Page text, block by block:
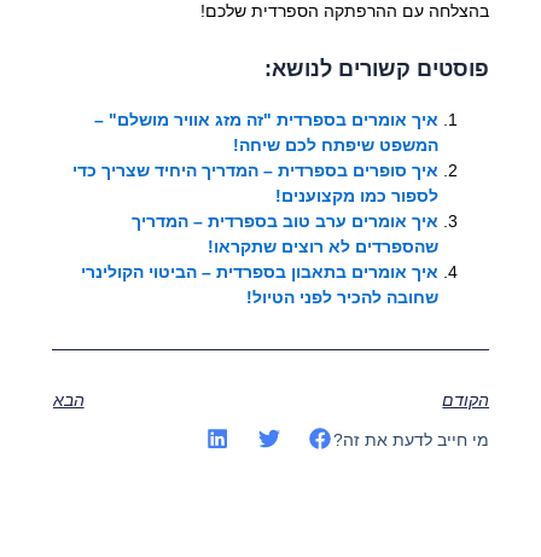
בהצלחה עם ההרפתקה הספרדית שלכם!
פוסטים קשורים לנושא:
איך אומרים בספרדית "זה מזג אוויר מושלם" –
המשפט שיפתח לכם שיחה!
איך סופרים בספרדית – המדריך היחיד שצריך כדי
לספור כמו מקצוענים!
איך אומרים ערב טוב בספרדית – המדריך
שהספרדים לא רוצים שתקראו!
איך אומרים בתאבון בספרדית – הביטוי הקולינרי
שחובה להכיר לפני הטיול!
הקודם הבא
מי חייב לדעת את זה?